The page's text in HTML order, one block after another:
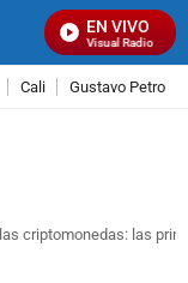
EN VIVO
Señal Visual Radio
Cali Gustavo Petro
criptomonedas: las